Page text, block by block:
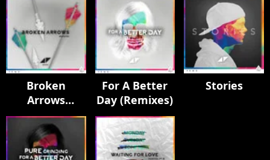
Broken
Arrows
(Remixes)
For A Better
Day (Remixes)
Stories